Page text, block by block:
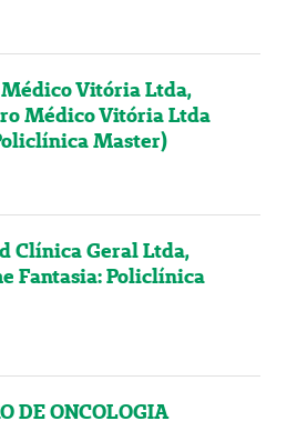
Vitória Ltda,
Médico Vitória Ltda
Master)
Clínica Geral Ltda,
Fantasia: Policlínica
DE ONCOLOGIA